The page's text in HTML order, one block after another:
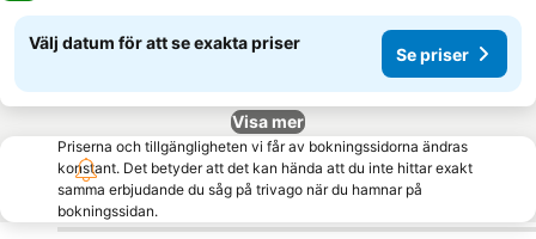
Välj datum för att se exakta priser
Se priser
Visa mer
Priserna och tillgängligheten vi får av bokningssidorna ändras
konstant. Det betyder att det kan hända att du inte hittar exakt
samma erbjudande du såg på trivago när du hamnar på
bokningssidan.